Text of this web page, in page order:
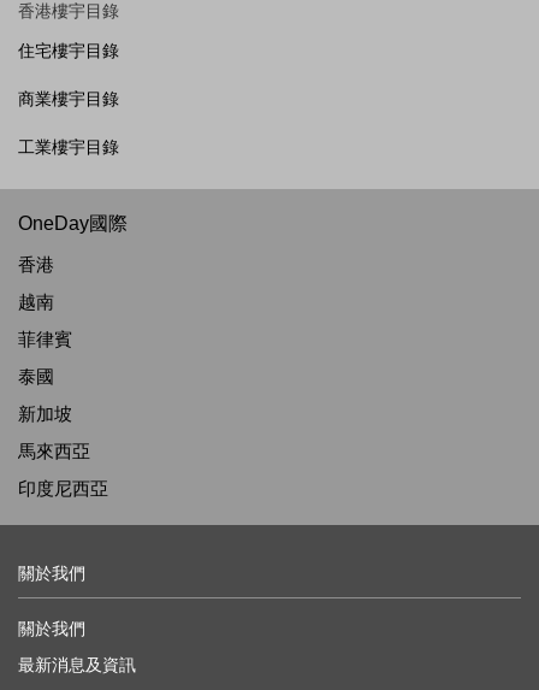
香港樓宇目錄
住宅樓宇目錄
商業樓宇目錄
工業樓宇目錄
OneDay國際
香港
越南
菲律賓
泰國
新加坡
馬來西亞
印度尼西亞
關於我們
關於我們
最新消息及資訊